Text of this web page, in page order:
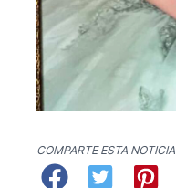
COMPARTE ESTA NOTICIA